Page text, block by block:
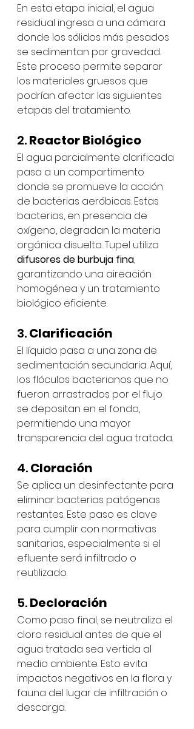
En esta etapa inicial, el agua
residual ingresa a una cámara
donde los sólidos más pesados
se sedimentan por gravedad.
Este proceso permite separar
los materiales gruesos que
podrían afectar las siguientes
etapas del tratamiento.
2. Reactor Biológico
El agua parcialmente clarificada
pasa a un compartimento
donde se promueve la acción
de bacterias aeróbicas. Estas
bacterias, en presencia de
oxígeno, degradan la materia
orgánica disuelta. Tupel utiliza
difusores de burbuja fina,
garantizando una aireación
homogénea y un tratamiento
biológico eficiente.
3. Clarificación
El líquido pasa a una zona de
sedimentación secundaria. Aquí,
los flóculos bacterianos que no
fueron arrastrados por el flujo
se depositan en el fondo,
permitiendo una mayor
transparencia del agua tratada.
4. Cloración
Se aplica un desinfectante para
eliminar bacterias patógenas
restantes. Este paso es clave
para cumplir con normativas
sanitarias, especialmente si el
efluente será infiltrado o
reutilizado.
5. Decloración
Como paso final, se neutraliza el
cloro residual antes de que el
agua tratada sea vertida al
medio ambiente. Esto evita
impactos negativos en la flora y
fauna del lugar de infiltración o
descarga.